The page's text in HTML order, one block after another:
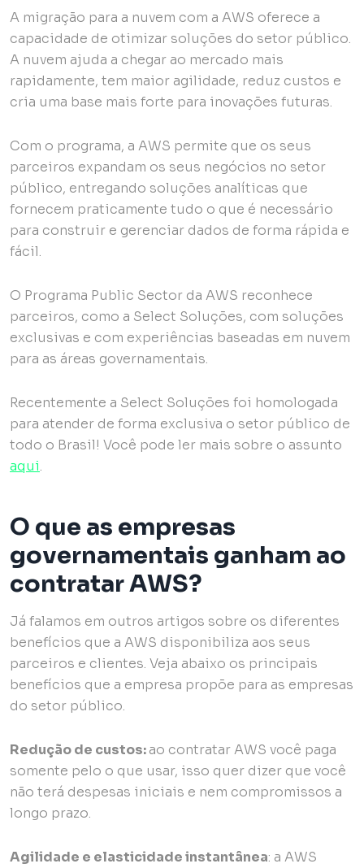
A migração para a nuvem com a AWS oferece a
capacidade de otimizar soluções do setor público.
A nuvem ajuda a chegar ao mercado mais
rapidamente, tem maior agilidade, reduz custos e
cria uma base mais forte para inovações futuras.
Com o programa, a AWS permite que os seus
parceiros expandam os seus negócios no setor
público, entregando soluções analíticas que
fornecem praticamente tudo o que é necessário
para construir e gerenciar dados de forma rápida e
fácil.
O Programa Public Sector da AWS reconhece
parceiros, como a Select Soluções, com soluções
exclusivas e com experiências baseadas em nuvem
para as áreas governamentais.
Recentemente a Select Soluções foi homologada
para atender de forma exclusiva o setor público de
todo o Brasil! Você pode ler mais sobre o assunto
aqui.
O que as empresas
governamentais ganham ao
contratar AWS?
Já falamos em outros artigos sobre os diferentes
benefícios que a AWS disponibiliza aos seus
parceiros e clientes. Veja abaixo os principais
benefícios que a empresa propõe para as empresas
do setor público.
Redução de custos:ao contratar AWS você paga
somente pelo o que usar, isso quer dizer que você
não terá despesas iniciais e nem compromissos a
longo prazo.
Agilidade e elasticidade instantânea: a AWS